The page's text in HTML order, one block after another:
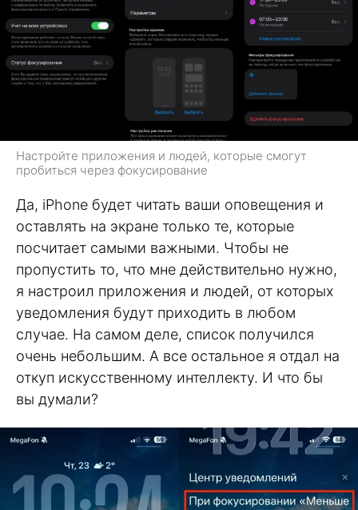
Настройте приложения и людей, которые смогут
пробиться через фокусирование
Да, iPhone будет читать ваши оповещения и
оставлять на экране только те, которые
посчитает самыми важными. Чтобы не
пропустить то, что мне действительно нужно,
я настроил приложения и людей, от которых
уведомления будут приходить в любом
случае. На самом деле, список получился
очень небольшим. А все остальное я отдал на
откуп искусственному интеллекту. И что бы
вы думали?